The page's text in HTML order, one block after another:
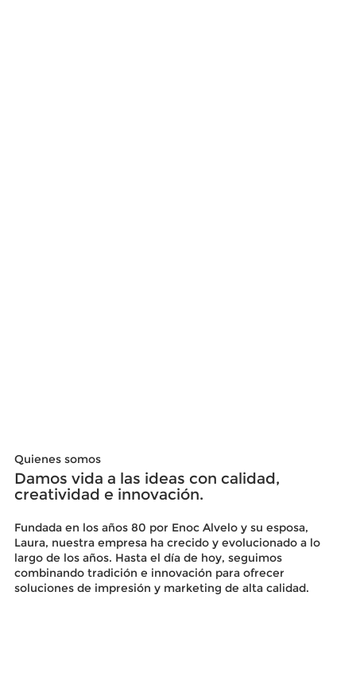
Quienes somos
Damos vida a las ideas con calidad,
creatividad e innovación.
Fundada en los años 80 por Enoc Alvelo y su esposa,
Laura, nuestra empresa ha crecido y evolucionado a lo
largo de los años. Hasta el día de hoy, seguimos
combinando tradición e innovación para ofrecer
soluciones de impresión y marketing de alta calidad.